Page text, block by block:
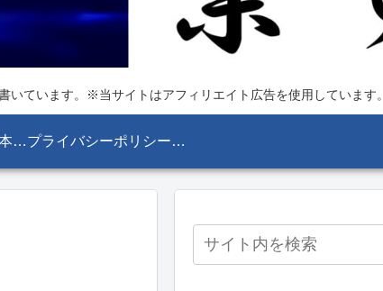
ています。※当サイトはアフィリエイト広告を使用しています。
「人生を豊かにする本棚」 プライバシーポリシー・免責事項